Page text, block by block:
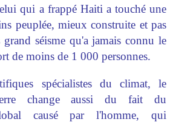
qui a frappé Haiti a touché une
peuplée, mieux construite et pas
séisme qu'a jamais connu le
de moins de 1 000 personnes.
spécialistes du climat, le
change aussi du fait du
causé par l'homme, qui